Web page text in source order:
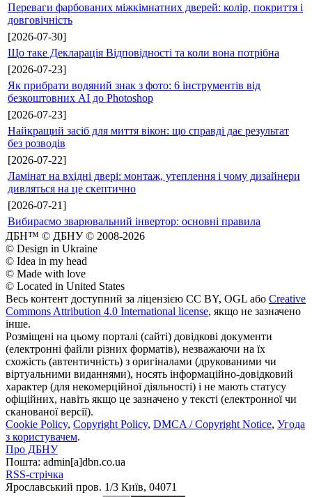
Переваги фарбованих міжкімнатних дверей: колір, покриття і
довговічність
[2026-07-30]
Що таке Декларація Відповідності та коли вона потрібна
[2026-07-23]
Як прибрати водяний знак з фото: 6 інструментів від
безкоштовних AI до Photoshop
[2026-07-23]
Найкращий засіб для миття вікон: що справді дає результат
без розводів
[2026-07-22]
Ламінат на вхідні двері: монтаж, утеплення і чому дизайнери
дивляться на це скептично
[2026-07-21]
Вибираємо зварювальний інвертор: основні правила
ДБН™ © ДБНУ © 2008-2026
© Design in Ukraine
© Idea in my head
© Made with love
© Located in United States
Весь контент доступний за ліцензією CC BY, OGL або Creative
Commons Attribution 4.0 International license, якщо не зазначено
інше.
Розміщені на цьому порталі (сайті) довідкові документи
(електронні файли різних форматів), незважаючи на їх
схожість (автентичність) з оригіналами (друкованими чи
віртуальними виданнями), носять інформаційно-довідковий
характер (для некомерційної діяльності) і не мають статусу
офіційних, навіть якщо це зазначено у тексті (електронної чи
сканованої версії).
Cookie Policy, Copyright Policy, DMCA / Copyright Notice, Угода
з користувачем.
Про ДБНУ
Пошта: admin[а]dbn.co.ua
RSS-стрічка
Ярославський пров. 1/3 Київ, 04071